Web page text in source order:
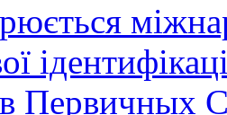
Первичных